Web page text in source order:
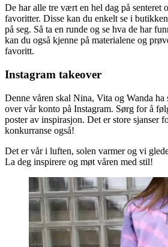
De har alle tre vært en hel dag på senteret
favoritter. Disse kan du enkelt se i
på seg. Så ta en runde og se hva de har
kan du også kjenne på materialene og
favoritt.
Instagram takeover
Denne våren skal Nina, Vita og Wanda ha
over vår konto på Instagram. Sørg for å
poster av inspirasjon. Det er store sjanser
konkurranse også!
Det er vår i luften, solen varmer og vi
La deg inspirere og møt våren med stil!